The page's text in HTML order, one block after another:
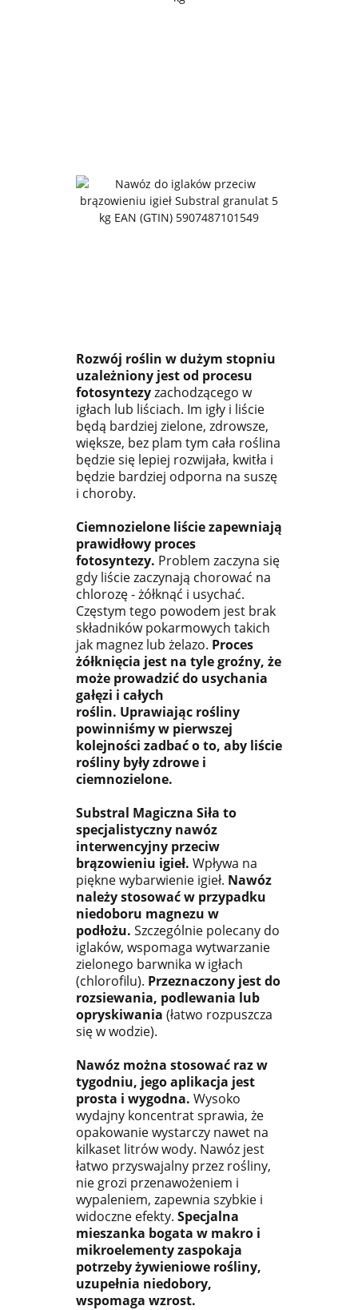
Rozwój roślin w dużym stopniu
uzależniony jest od procesu
fotosyntezyzachodzącego w
igłach lub liściach. Im igły i liście
będą bardziej zielone, zdrowsze,
większe, bez plam tym cała roślina
będzie się lepiej rozwijała, kwitła i
będzie bardziej odporna na suszę
i choroby.
Ciemnozielone liście zapewniają
prawidłowy proces
fotosyntezy. Problem zaczyna się
gdy liście zaczynają chorować na
chlorozę - żółknąć i usychać.
Częstym tego powodem jest brak
składników pokarmowych takich
jak magnez lub żelazo. Proces
żółknięcia jest na tyle groźny, że
może prowadzić do usychania
gałęzi i całych
roślin. Uprawiając rośliny
powinniśmy w pierwszej
kolejności zadbać o to, aby liście
rośliny były zdrowe i
ciemnozielone.
Substral Magiczna Siła to
specjalistyczny nawóz
interwencyjny przeciw
brązowieniu igieł. Wpływa na
piękne wybarwienie igieł. Nawóz
należy stosować w przypadku
niedoboru magnezu w
podłożu. Szczególnie polecany do
iglaków, wspomaga wytwarzanie
zielonego barwnika w igłach
(chlorofilu). Przeznaczony jest do
rozsiewania, podlewania lub
opryskiwania (łatwo rozpuszcza
się w wodzie).
Nawóz można stosować raz w
tygodniu, jego aplikacja jest
prosta i wygodna. Wysoko
wydajny koncentrat sprawia, że
opakowanie wystarczy nawet na
kilkaset litrów wody. Nawóz jest
łatwo przyswajalny przez rośliny,
nie grozi przenawożeniem i
wypaleniem, zapewnia szybkie i
widoczne efekty. Specjalna
mieszanka bogata w makro i
mikroelementy zaspokaja
potrzeby żywieniowe rośliny,
uzupełnia niedobory,
wspomaga wzrost.